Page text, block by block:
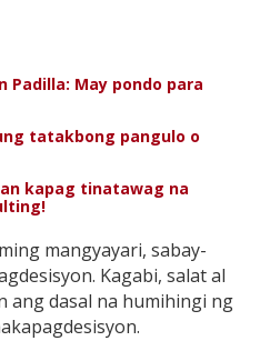
Padilla: May pondo para
tatakbong pangulo o
kapag tinatawag na
mangyayari, sabay-
Kagabi, salat al
ang dasal na humihingi ng